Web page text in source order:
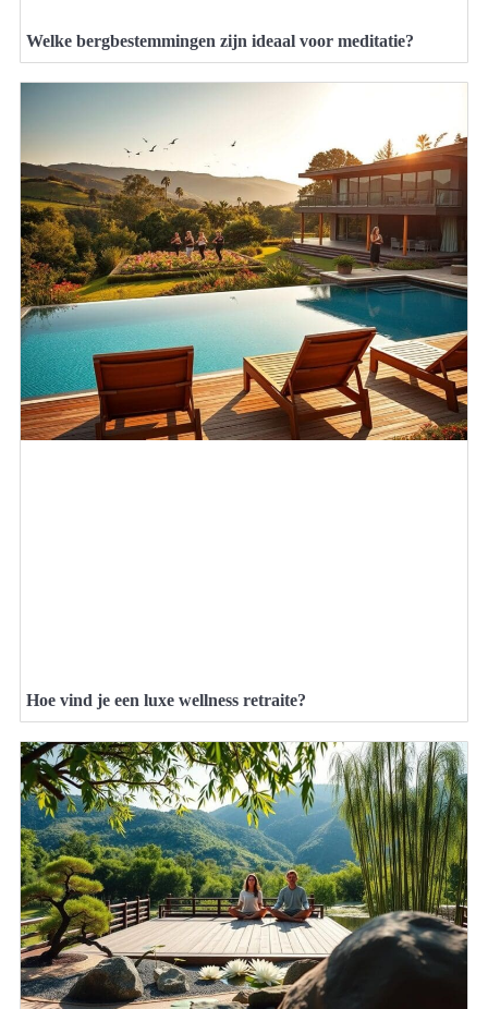
Welke bergbestemmingen zijn ideaal voor meditatie?
Hoe vind je een luxe wellness retraite?